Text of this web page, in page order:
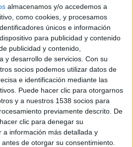
almacenamos y/o accedemos a
como cookies, y procesamos
únicos e información
para publicidad y contenido
publicidad y contenido,
y desarrollo de servicios. Con su
socios podemos utilizar datos de
e identificación mediante las
Puede hacer clic para otorgarnos
y a nuestros 1538 socios para
previamente descrito. De
clic para denegar su
a información más detallada y
de otorgar su consentimiento.